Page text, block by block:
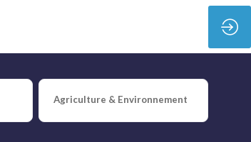
charge de l'activité Portefeuille &
Agriculture & Environnement